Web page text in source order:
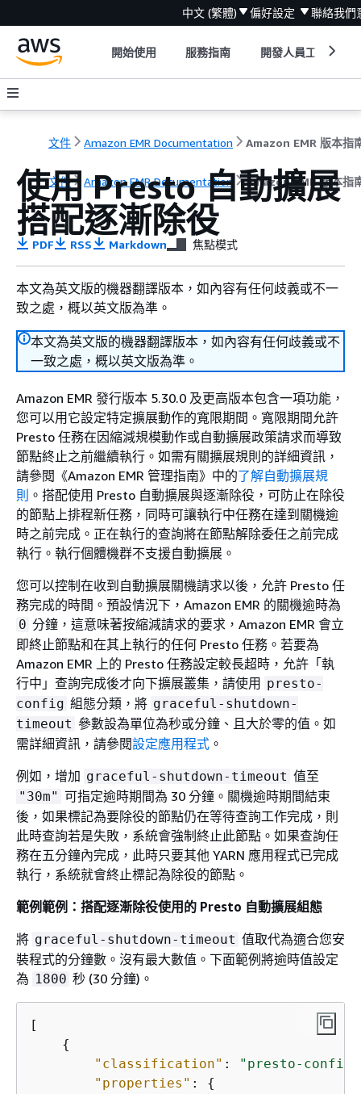
中文 (繁體) 偏好設定 聯絡我們
開始使用 服務指南 開發人員工具
文件 Amazon EMR Documentation Amazon EMR 版本指
文件 Amazon EMR Documentation Amazon EMR 版本指
使用 Presto 自動擴展
搭配逐漸除役
PDF RSS Markdown 焦點模式
本文為英文版的機器翻譯版本，如內容有任何歧義或不一
致之處，概以英文版為準。
本文為英文版的機器翻譯版本，如內容有任何歧義或不
一致之處，概以英文版為準。
Amazon EMR 發行版本 5.30.0 及更高版本包含一項功能，
您可以用它設定特定擴展動作的寬限期間。寬限期間允許
Presto 任務在因縮減規模動作或自動擴展政策請求而導致
節點終止之前繼續執行。如需有關擴展規則的詳細資訊，
請參閱《Amazon EMR 管理指南》 中的了解自動擴展規
則 。搭配使用 Presto 自動擴展與逐漸除役，可防止在除役
的節點上排程新任務，同時可讓執行中任務在達到關機逾
時之前完成。正在執行的查詢將在節點解除委任之前完成
執行。執行個體機群不支援自動擴展。
您可以控制在收到自動擴展關機請求以後，允許 Presto 任
務完成的時間。預設情況下，Amazon EMR 的關機逾時為
0 分鐘，這意味著按縮減請求的要求，Amazon EMR 會立
即終止節點和在其上執行的任何 Presto 任務。若要為
Amazon EMR 上的 Presto 任務設定較長超時，允許「執
行中」查詢完成後才向下擴展叢集，請使用 presto-
config 組態分類，將 graceful-shutdown-
timeout 參數設為單位為秒或分鐘、且大於零的值。如
需詳細資訊，請參閱設定應用程式 。
例如，增加 graceful-shutdown-timeout 值至
"30m" 可指定逾時期間為 30 分鐘。關機逾時期間結束
後，如果標記為要除役的節點仍在等待查詢工作完成，則
此時查詢若是失敗，系統會強制終止此節點。如果查詢任
務在五分鐘內完成，此時只要其他 YARN 應用程式已完成
執行，系統就會終止標記為除役的節點。
範例範例：搭配逐漸除役使用的 Presto 自動擴展組態
將 graceful-shutdown-timeout 值取代為適合您安
裝程式的分鐘數。沒有最大數值。下面範例將逾時值設定
為 1800 秒 (30 分鐘)。
[
{
"classification" : "presto-config"
"properties" : {